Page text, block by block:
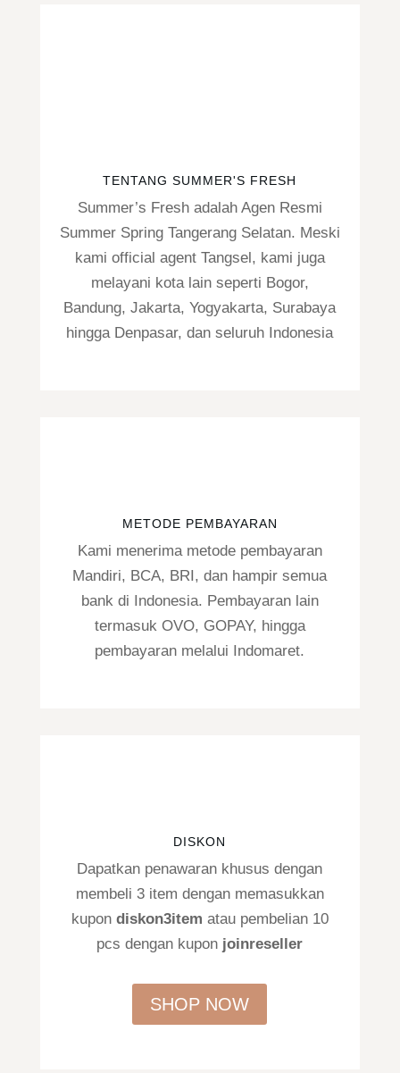
TENTANG SUMMER'S FRESH
Summer’s Fresh adalah Agen Resmi
Summer Spring Tangerang Selatan. Meski
kami official agent Tangsel, kami juga
melayani kota lain seperti Bogor,
Bandung, Jakarta, Yogyakarta, Surabaya
hingga Denpasar, dan seluruh Indonesia
METODE PEMBAYARAN
Kami menerima metode pembayaran
Mandiri, BCA, BRI, dan hampir semua
bank di Indonesia. Pembayaran lain
termasuk OVO, GOPAY, hingga
pembayaran melalui Indomaret.
DISKON
Dapatkan penawaran khusus dengan
membeli 3 item dengan memasukkan
kupon diskon3item atau pembelian 10
pcs dengan kupon joinreseller
SHOP NOW